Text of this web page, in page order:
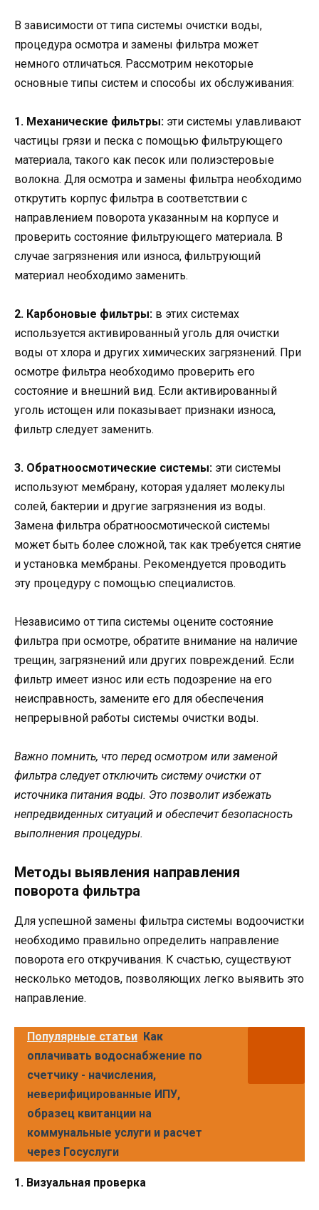
В зависимости от типа системы очистки воды,
процедура осмотра и замены фильтра может
немного отличаться. Рассмотрим некоторые
основные типы систем и способы их обслуживания:
1. Механические фильтры: эти системы улавливают
частицы грязи и песка с помощью фильтрующего
материала, такого как песок или полиэстеровые
волокна. Для осмотра и замены фильтра необходимо
открутить корпус фильтра в соответствии с
направлением поворота указанным на корпусе и
проверить состояние фильтрующего материала. В
случае загрязнения или износа, фильтрующий
материал необходимо заменить.
2. Карбоновые фильтры: в этих системах
используется активированный уголь для очистки
воды от хлора и других химических загрязнений. При
осмотре фильтра необходимо проверить его
состояние и внешний вид. Если активированный
уголь истощен или показывает признаки износа,
фильтр следует заменить.
3. Обратноосмотические системы: эти системы
используют мембрану, которая удаляет молекулы
солей, бактерии и другие загрязнения из воды.
Замена фильтра обратноосмотической системы
может быть более сложной, так как требуется снятие
и установка мембраны. Рекомендуется проводить
эту процедуру с помощью специалистов.
Независимо от типа системы оцените состояние
фильтра при осмотре, обратите внимание на наличие
трещин, загрязнений или других повреждений. Если
фильтр имеет износ или есть подозрение на его
неисправность, замените его для обеспечения
непрерывной работы системы очистки воды.
Важно помнить, что перед осмотром или заменой
фильтра следует отключить систему очистки от
источника питания воды. Это позволит избежать
непредвиденных ситуаций и обеспечит безопасность
выполнения процедуры.
Методы выявления направления
поворота фильтра
Для успешной замены фильтра системы водоочистки
необходимо правильно определить направление
поворота его откручивания. К счастью, существуют
несколько методов, позволяющих легко выявить это
направление.
Популярные статьи Как
оплачивать водоснабжение по
счетчику - начисления,
неверифицированные ИПУ,
образец квитанции на
коммунальные услуги и расчет
через Госуслуги
1. Визуальная проверка